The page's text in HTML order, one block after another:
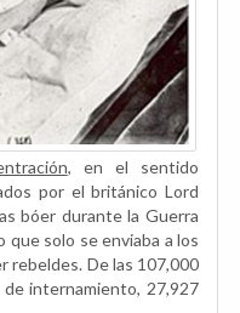
, en el sentido
por el británico Lord
bóer durante la Guerra
solo se enviaba a los
rebeldes. De las 107,000
internamiento, 27,927